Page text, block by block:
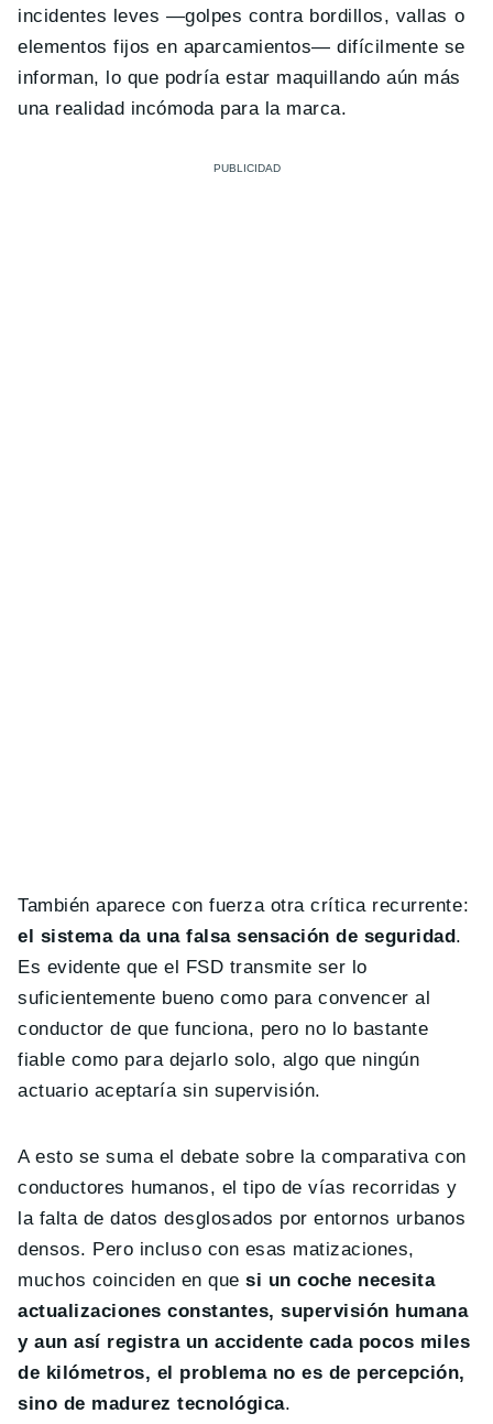
incidentes leves —golpes contra bordillos, vallas o
elementos fijos en aparcamientos— difícilmente se
informan, lo que podría estar maquillando aún más
una realidad incómoda para la marca.
También aparece con fuerza otra crítica recurrente:
el sistema da una falsa sensación de seguridad .
Es evidente que el FSD transmite ser lo
suficientemente bueno como para convencer al
conductor de que funciona, pero no lo bastante
fiable como para dejarlo solo, algo que ningún
actuario aceptaría sin supervisión.
A esto se suma el debate sobre la comparativa con
conductores humanos, el tipo de vías recorridas y
la falta de datos desglosados por entornos urbanos
densos. Pero incluso con esas matizaciones,
muchos coinciden en quesi un coche necesita
actualizaciones constantes, supervisión humana
y aun así registra un accidente cada pocos miles
de kilómetros, el problema no es de percepción,
sino de madurez tecnológica.